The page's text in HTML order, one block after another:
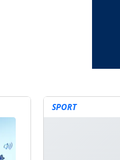
SPORT